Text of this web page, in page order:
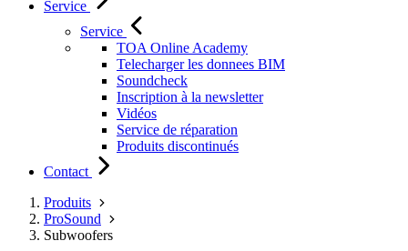
Service
Service
TOA Online Academy
Telecharger les donnees BIM
Soundcheck
Inscription à la newsletter
Vidéos
Service de réparation
Produits discontinués
Contact
Produits
ProSound
Subwoofers